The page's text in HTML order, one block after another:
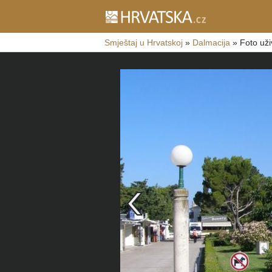
Smještaj u Hrvatskoj » Dalmacija » Foto